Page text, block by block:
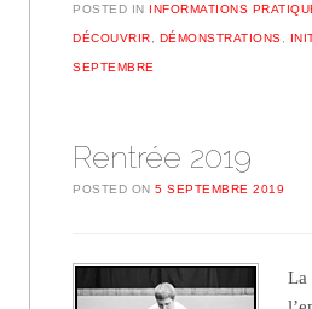
POSTED IN INFORMATIONS
DÉCOUVRIR DÉMONSTRATIONS
SEPTEMBRE
Rentrée 2019
POSTED ON5 SEPTEMBRE 2019
La